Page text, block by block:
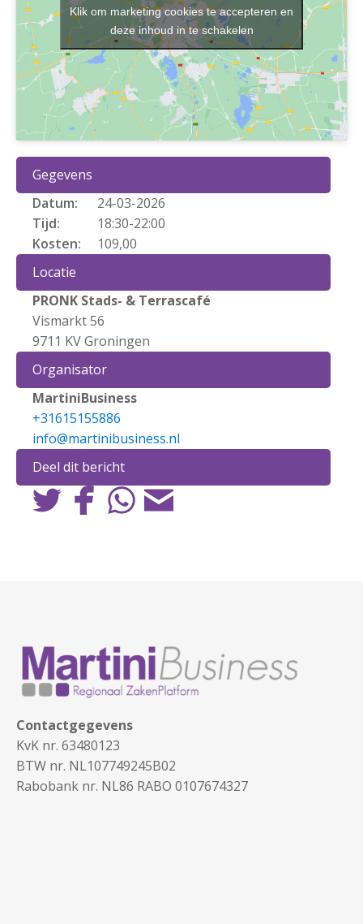
Klik om marketing cookies te accepteren en
deze inhoud in te schakelen
Gegevens
Datum:
24-03-2026
Tijd:
18:30-22:00
Kosten:
109,00
Locatie
PRONK Stads- & Terrascafé
Vismarkt 56
9711 KV Groningen
Organisator
MartiniBusiness
+31615155886
info@martinibusiness.nl
Deel dit bericht
Contactgegevens
KvK nr. 63480123
BTW nr. NL107749245B02
Rabobank nr. NL86 RABO 0107674327